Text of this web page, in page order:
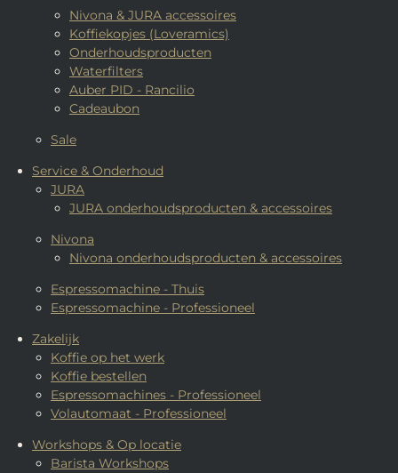
Nivona & JURA accessoires
Koffiekopjes (Loveramics)
Onderhoudsproducten
Waterfilters
Auber PID - Rancilio
Cadeaubon
Sale
Service & Onderhoud
JURA
JURA onderhoudsproducten & accessoires
Nivona
Nivona onderhoudsproducten & accessoires
Espressomachine - Thuis
Espressomachine - Professioneel
Zakelijk
Koffie op het werk
Koffie bestellen
Espressomachines - Professioneel
Volautomaat - Professioneel
Workshops & Op locatie
Barista Workshops